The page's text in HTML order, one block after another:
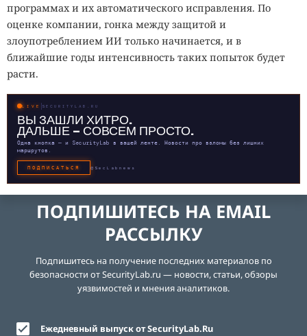
программах и их автоматического исправления. По
оценке компании, гонка между защитой и
злоупотреблением ИИ только начинается, и в
ближайшие годы интенсивность таких попыток будет
расти.
LIVE SECURITYLAB.RU
ВЫ ЗАШЛИ ХИТРО.
ДАЛЬШЕ — СОВСЕМ ПРОСТО.
Одна кнопка — и SecurityLab в вашей ленте. Новости про взломы без лишних
маршрутов.
ПОДПИСАТЬСЯ @SecLabnews
ПОДПИШИТЕСЬ НА EMAIL
РАССЫЛКУ
Подпишитесь на получение последних материалов по
безопасности от SecurityLab.ru — новости, статьи, обзоры
уязвимостей и мнения аналитиков.
Ежедневный выпуск от SecurityLab.Ru